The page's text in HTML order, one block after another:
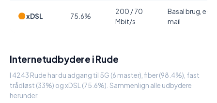
xDSL 75.6%
200 / 70
Mbit/s
Basal brug, e-
mail
Internetudbydere i Rude
I 4243 Rude har du adgang til 5G (6 master), fiber (98.4%), fast
trådløst (33%) og xDSL (75.6%). Sammenlign alle udbydere
herunder.